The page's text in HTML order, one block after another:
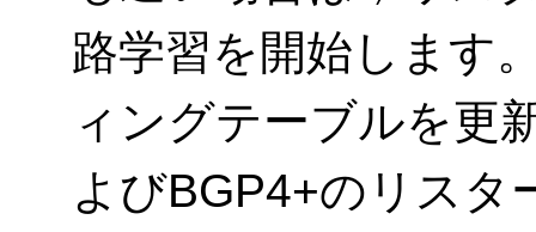
路学習を開始します
ィングテーブルを更
よびBGP4+のリスタ